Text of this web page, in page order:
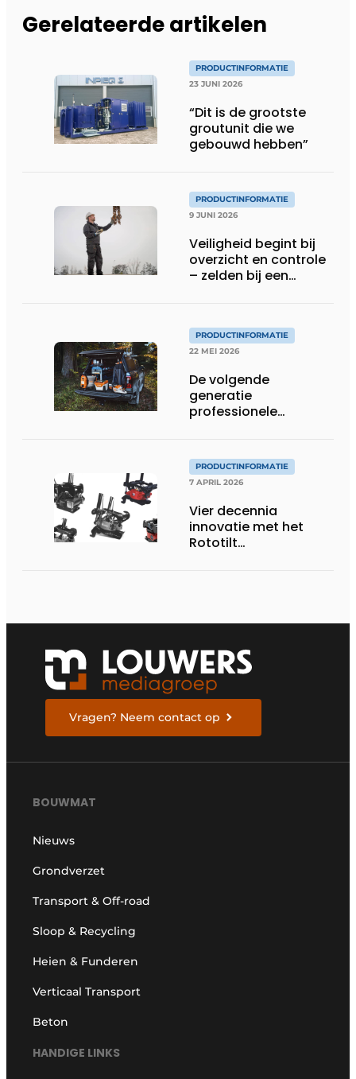
Gerelateerde artikelen
PRODUCTINFORMATIE
23 JUNI 2026
“Dit is de grootste
groutunit die we
gebouwd hebben”
PRODUCTINFORMATIE
9 JUNI 2026
Veiligheid begint bij
overzicht en controle
– zelden bij een
PRODUCTINFORMATIE
22 MEI 2026
De volgende
generatie
professionele
PRODUCTINFORMATIE
7 APRIL 2026
Vier decennia
innovatie met het
Rototilt
Vragen? Neem contact op
BOUWMAT
Nieuws
Grondverzet
Transport & Off-road
Sloop & Recycling
Heien & Funderen
Verticaal Transport
Beton
HANDIGE LINKS